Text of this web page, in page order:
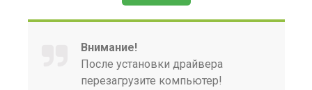
Внимание!
После установки драйвера
перезагрузите компьютер!